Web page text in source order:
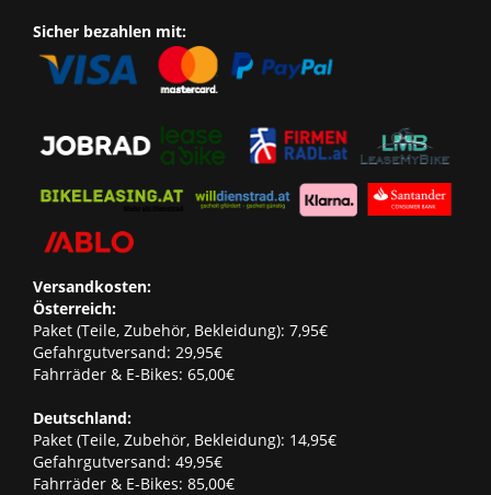
Sicher bezahlen mit:
Versandkosten:
Österreich:
Paket (Teile, Zubehör, Bekleidung): 7,95€
Gefahrgutversand: 29,95€
Fahrräder & E-Bikes: 65,00€
Deutschland:
Paket (Teile, Zubehör, Bekleidung): 14,95€
Gefahrgutversand: 49,95€
Fahrräder & E-Bikes: 85,00€